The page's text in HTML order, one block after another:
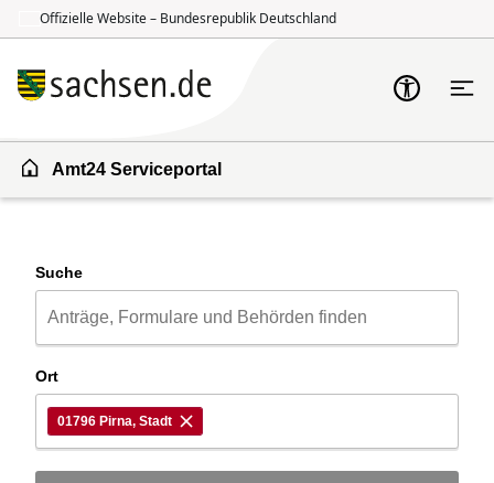
Offizielle Website – Bundesrepublik Deutschland
Amt24 Serviceportal
Suche
Ort
01796 Pirna, Stadt